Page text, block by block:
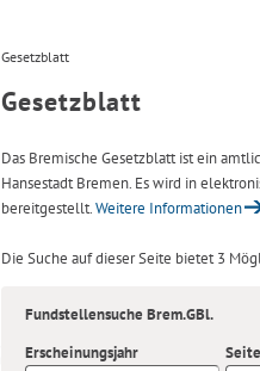
Gesetzblatt
Gesetzblatt
Das Bremische Gesetzblatt ist ein
Hansestadt Bremen. Es wird in
bereitgestellt.Weitere Informationen
Die Suche auf dieser Seite bietet 3
Fundstellensuche Brem.GBl.
Erscheinungsjahr
Seite